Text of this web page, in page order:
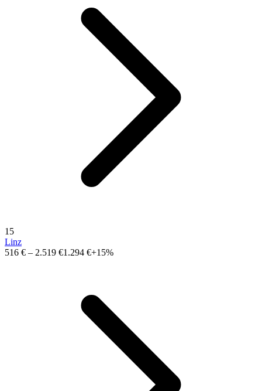
15
Linz
516 € – 2.519 €1.294 €+15%